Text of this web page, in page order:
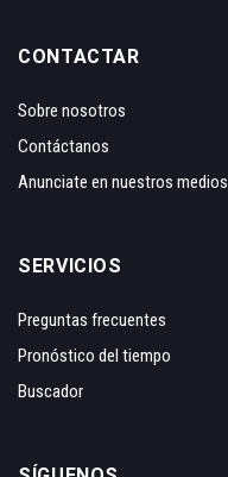
CONTACTAR
Sobre nosotros
Contáctanos
Anunciate en nuestros medios
SERVICIOS
Preguntas frecuentes
Pronóstico del tiempo
Buscador